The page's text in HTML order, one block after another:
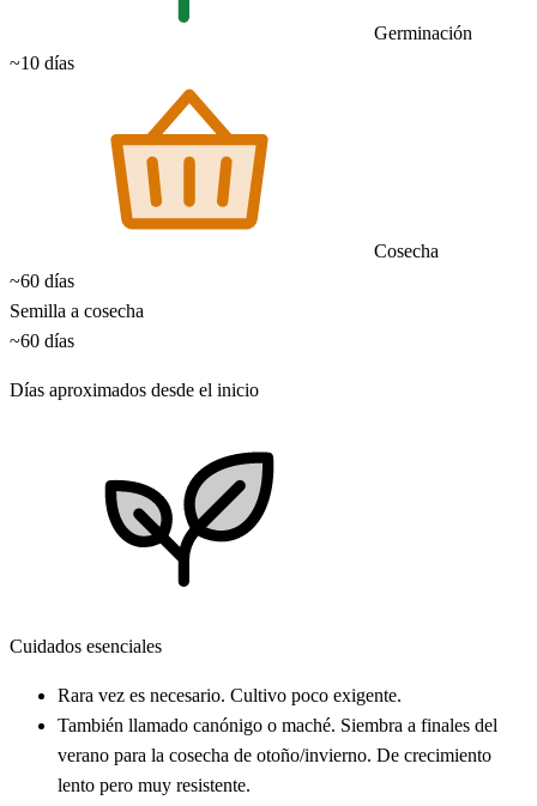
Germinación
~10 días
Cosecha
~60 días
Semilla a cosecha
~60 días
Días aproximados desde el inicio
Cuidados esenciales
Rara vez es necesario. Cultivo poco exigente.
También llamado canónigo o maché. Siembra a finales del
verano para la cosecha de otoño/invierno. De crecimiento
lento pero muy resistente.